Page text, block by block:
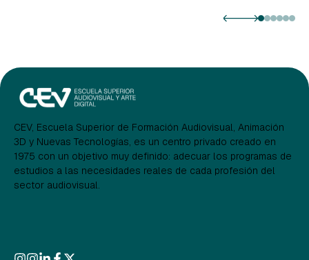
CEV, Escuela Superior de Formación Audiovisual, Animación
3D y Nuevas Tecnologías, es un centro privado creado en
1975 con un objetivo muy definido: adecuar los programas de
estudios a las necesidades reales de cada profesión del
sector audiovisual.